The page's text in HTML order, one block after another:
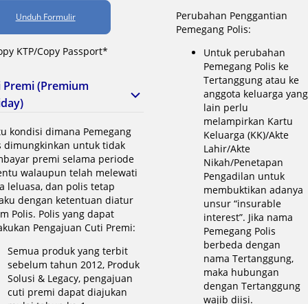
Unduh Formulir
KTP/Copy Passport*
Premi (Premium
kondisi dimana Pemegang
dimungkinkan untuk tidak
premi selama periode
walaupun telah melewati
leluasa, dan polis tetap
dengan ketentuan diatur
Polis. Polis yang dapat
Pengajuan Cuti Premi:
Semua produk yang terbit
sebelum tahun 2012, Produk
Solusi & Legacy, pengajuan
cuti premi dapat diajukan
Perubahan Penggantian
Pemegang Polis:
Untuk perubahan
Pemegang Polis ke
Tertanggung atau ke
anggota keluarga yang
lain perlu
melampirkan Kartu
Keluarga (KK)/Akte
Lahir/Akte
Nikah/Penetapan
Pengadilan untuk
membuktikan adanya
unsur “insurable
interest”. Jika nama
Pemegang Polis
berbeda dengan
nama Tertanggung,
maka hubungan
dengan Tertanggung
wajib diisi.